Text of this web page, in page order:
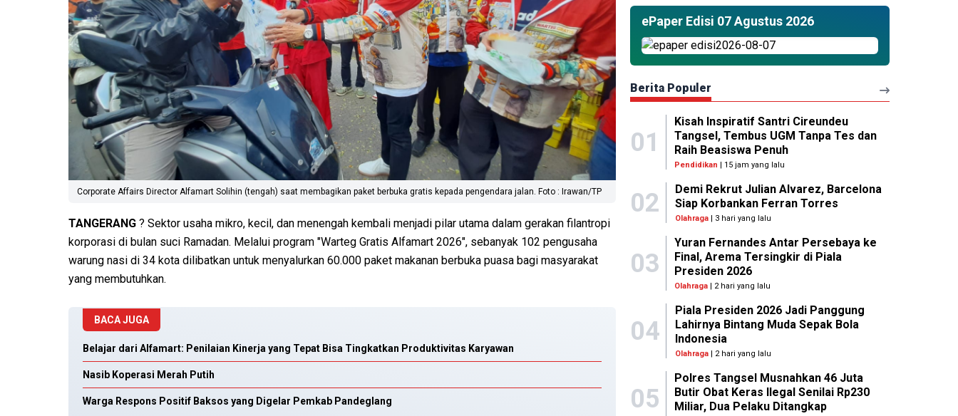
Corporate Affairs Director Alfamart Solihin (tengah) saat membagikan paket berbuka gratis kepada pengendara jalan. Foto : Irawan/TP
TANGERANG ? Sektor usaha mikro, kecil, dan menengah kembali menjadi pilar utama dalam gerakan filantropi
korporasi di bulan suci Ramadan. Melalui program "Warteg Gratis Alfamart 2026", sebanyak 102 pengusaha
warung nasi di 34 kota dilibatkan untuk menyalurkan 60.000 paket makanan berbuka puasa bagi masyarakat
yang membutuhkan.
BACA JUGA
Belajar dari Alfamart: Penilaian Kinerja yang Tepat Bisa Tingkatkan Produktivitas Karyawan
Nasib Koperasi Merah Putih
Warga Respons Positif Baksos yang Digelar Pemkab Pandeglang
ePaper Edisi 07 Agustus 2026
Berita Populer
01
Kisah Inspiratif Santri Cireundeu
Tangsel, Tembus UGM Tanpa Tes dan
Raih Beasiswa Penuh
Pendidikan | 15 jam yang lalu
02
Demi Rekrut Julian Alvarez, Barcelona
Siap Korbankan Ferran Torres
Olahraga| 3 hari yang lalu
03
Yuran Fernandes Antar Persebaya ke
Final, Arema Tersingkir di Piala
Presiden 2026
Olahraga | 2 hari yang lalu
04
Piala Presiden 2026 Jadi Panggung
Lahirnya Bintang Muda Sepak Bola
Indonesia
Olahraga| 2 hari yang lalu
05
Polres Tangsel Musnahkan 46 Juta
Butir Obat Keras Ilegal Senilai Rp230
Miliar, Dua Pelaku Ditangkap